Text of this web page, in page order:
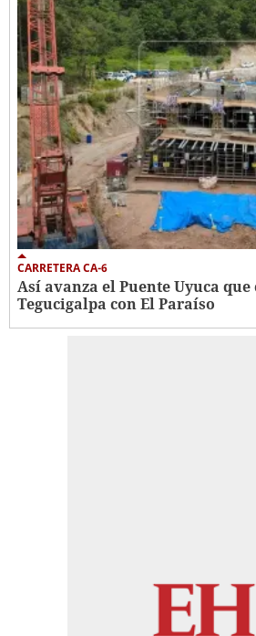
CARRETERA CA-6
Así avanza el Puente Uyuca que
Tegucigalpa con El Paraíso